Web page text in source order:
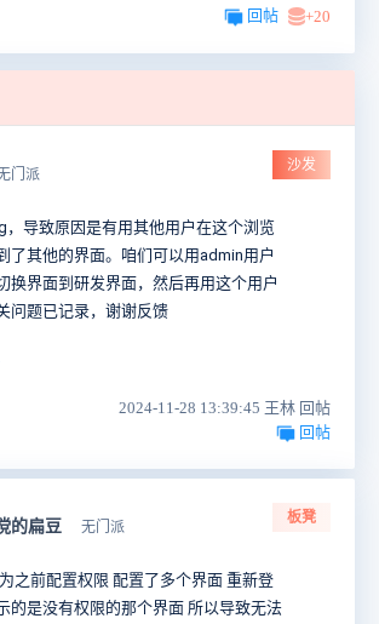
回帖 +20
门派
沙发
，导致原因是有用其他用户在这个浏览
了其他的界面。咱们可以用admin用户
换界面到研发界面，然后再用这个用户
问题已记录，谢谢反馈
2024-11-28 13:39:45 王林 回帖
回帖
的扁豆 无门派
板凳
之前配置权限 配置了多个界面 重新登
的是没有权限的那个界面 所以导致无法